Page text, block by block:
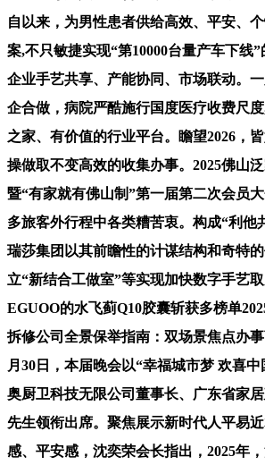
自以来，为男性患者供给高效、平安、
案,不只敏捷实现“第10000台量产车下线
企业手艺共享、产能协同、市场联动。
企合做，病院严酷施行国度医疗收费尺
之家、有价值的行业平台。瞻望2026，
操做取不变高效的收集办事。2025佛山
暨“有家就有佛山制”第一届第二次会员
多旅客外行程中各类糟苦衷。构成“利他
瑞莎集团以其前瞻性的计谋结构和奇特
立“新结合工做室”等实现加快数字手艺
EGUOO的水飞蓟Q10胶囊斩获多榜单
拆修公司全景保举指南：双场景焦点办
月30日，本届晚会以“幸福城市梦 欢喜
奥厨卫科技无限公司董事长、广东省家
先生领衔出席。聚焦展示新时代人平易
感、平安感，沈奕荣会长指出，2025年